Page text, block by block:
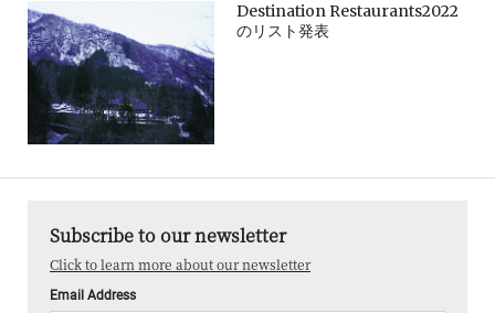
Destination Restaurants2022
のリスト発表
Subscribe to our newsletter
Click to learn more about our newsletter
Email Address